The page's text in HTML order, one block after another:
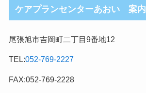
ケアプランセンターあおい 案内
尾張旭市吉岡町二丁目9番地12
TEL:052-769-2227
FAX:052-769-2228